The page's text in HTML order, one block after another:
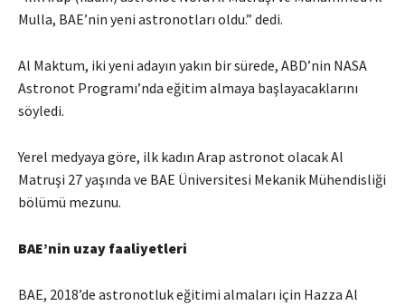
Mulla, BAE’nin yeni astronotları oldu.” dedi.
Al Maktum, iki yeni adayın yakın bir sürede, ABD’nin NASA
Astronot Programı’nda eğitim almaya başlayacaklarını
söyledi.
Yerel medyaya göre, ilk kadın Arap astronot olacak Al
Matruşi 27 yaşında ve BAE Üniversitesi Mekanik Mühendisliği
bölümü mezunu.
BAE’nin uzay faaliyetleri
BAE, 2018’de astronotluk eğitimi almaları için Hazza Al